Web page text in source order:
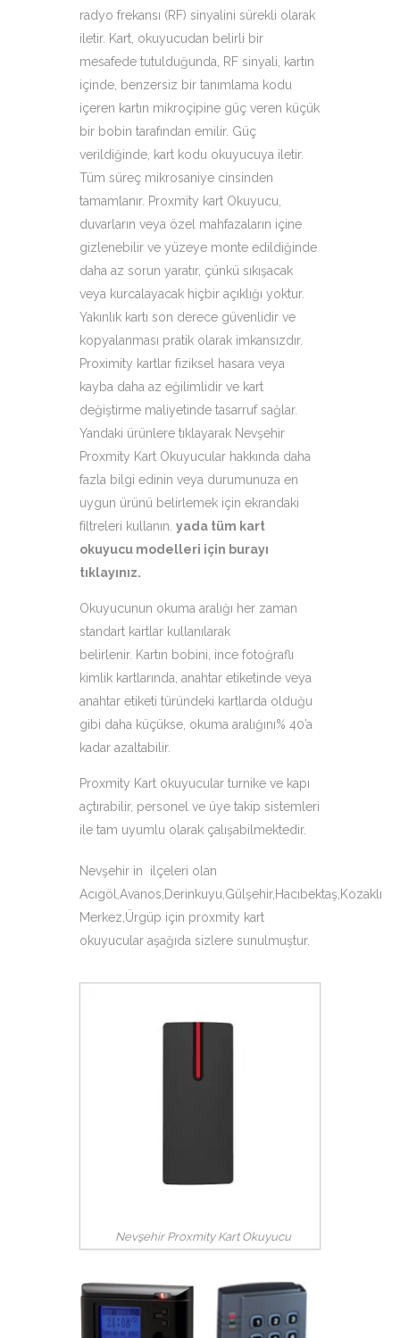
radyo frekansı (RF) sinyalini sürekli olarak
iletir. Kart, okuyucudan belirli bir
mesafede tutulduğunda, RF sinyali, kartın
içinde, benzersiz bir tanımlama kodu
içeren kartın mikroçipine güç veren küçük
bir bobin tarafından emilir. Güç
verildiğinde, kart kodu okuyucuya iletir.
Tüm süreç mikrosaniye cinsinden
tamamlanır. Proxmity kart Okuyucu,
duvarların veya özel mahfazaların içine
gizlenebilir ve yüzeye monte edildiğinde
daha az sorun yaratır, çünkü sıkışacak
veya kurcalayacak hiçbir açıklığı yoktur.
Yakınlık kartı son derece güvenlidir ve
kopyalanması pratik olarak imkansızdır.
Proximity kartlar fiziksel hasara veya
kayba daha az eğilimlidir ve kart
değiştirme maliyetinde tasarruf sağlar.
Yandaki ürünlere tıklayarak Nevşehir
Proxmity Kart Okuyucular hakkında daha
fazla bilgi edinin veya durumunuza en
uygun ürünü belirlemek için ekrandaki
filtreleri kullanın. yada tüm kart
okuyucu modelleri için burayı
tıklayınız.
Okuyucunun okuma aralığı her zaman
standart kartlar kullanılarak
belirlenir. Kartın bobini, ince fotoğraflı
kimlik kartlarında, anahtar etiketinde veya
anahtar etiketi türündeki kartlarda olduğu
gibi daha küçükse, okuma aralığını% 40’a
kadar azaltabilir.
Proxmity Kart okuyucular turnike ve kapı
açtırabilir, personel ve üye takip sistemleri
ile tam uyumlu olarak çalışabilmektedir.
Nevşehir in ilçeleri olan
Acıgöl,Avanos,Derinkuyu,Gülşehir,Hacıbektaş,Kozaklı
Merkez,Ürgüp için proxmity kart
okuyucular aşağıda sizlere sunulmuştur.
Nevşehir Proxmity Kart Okuyucu